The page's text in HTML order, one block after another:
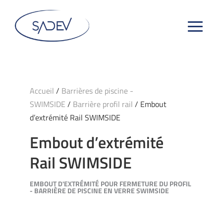
Accueil / Barrières de piscine -
SWIMSIDE / Barrière profil rail / Embout
d’extrémité Rail SWIMSIDE
Embout d’extrémité
Rail SWIMSIDE
EMBOUT D'EXTRÉMITÉ POUR FERMETURE DU PROFIL
- BARRIÈRE DE PISCINE EN VERRE SWIMSIDE